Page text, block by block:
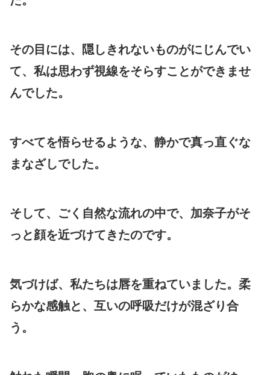
その目には、隠しきれないものがにじんでい
て、私は思わず視線をそらすことができませ
んでした。
すべてを悟らせるような、静かで真っ直ぐな
まなざしでした。
そして、ごく自然な流れの中で、加奈子がそ
っと顔を近づけてきたのです。
気づけば、私たちは唇を重ねていました。柔
らかな感触と、互いの呼吸だけが混ざり合
う。